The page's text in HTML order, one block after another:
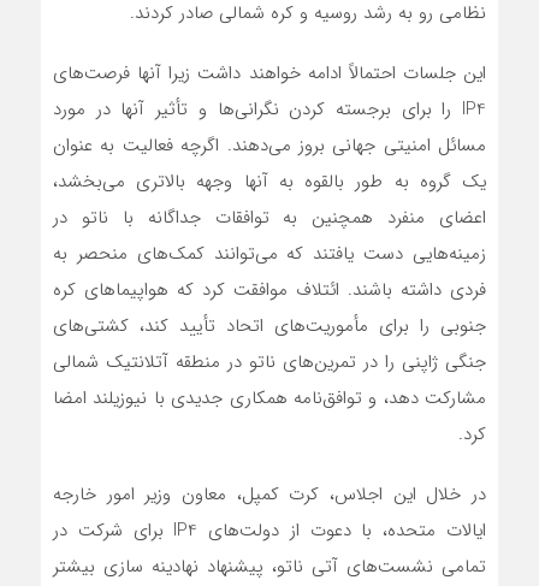
نظامی رو به رشد روسیه و کره شمالی صادر کردند.
این جلسات احتمالاً ادامه خواهند داشت زیرا آنها فرصت‌های
IP4 را برای برجسته کردن نگرانی‌ها و تأثیر آنها در مورد
مسائل امنیتی جهانی بروز می‌دهند. اگرچه فعالیت به عنوان
یک گروه به طور بالقوه به آنها وجهه بالاتری‌ می‌بخشد،
اعضای منفرد همچنین به توافقات جداگانه با ناتو در
زمینه‌هایی دست یافتند که‌ می‌توانند کمک‌های منحصر به
فردی داشته باشند. ائتلاف موافقت کرد که هواپیماهای کره
جنوبی را برای مأموریت‌های اتحاد تأیید کند، کشتی‌های
جنگی ژاپنی را در تمرین‌های ناتو در منطقه آتلانتیک شمالی
مشارکت دهد، و توافق‌نامه همکاری جدیدی با نیوزیلند امضا
کرد.
در خلال این اجلاس، کرت کمپل، معاون وزیر امور خارجه
ایالات متحده، با دعوت از دولت‌های IP4 برای شرکت در
تمامی نشست‌های آتی ناتو، پیشنهاد نهادینه سازی بیشتر